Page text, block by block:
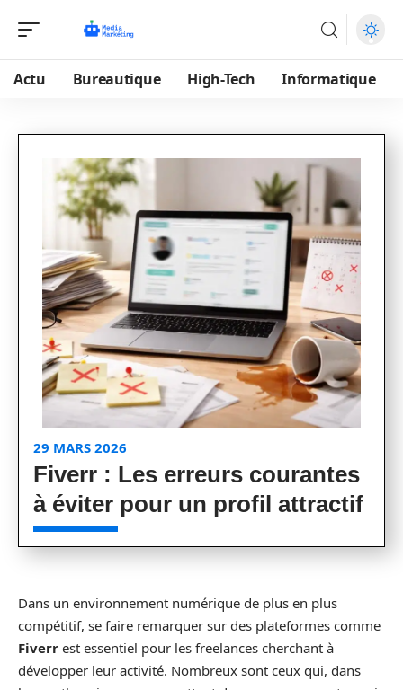
Actu Bureautique High-Tech Informatique
29 MARS 2026
Fiverr : Les erreurs courantes
à éviter pour un profil attractif
Dans un environnement numérique de plus en plus
compétitif, se faire remarquer sur des plateformes comme
Fiverr est essentiel pour les freelances cherchant à
développer leur activité. Nombreux sont ceux qui, dans